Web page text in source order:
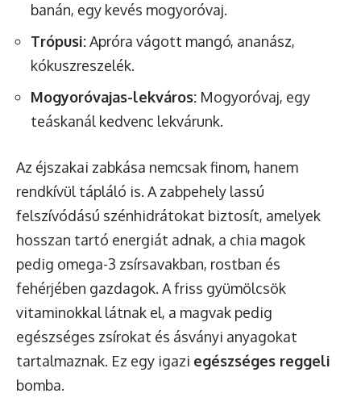
banán, egy kevés mogyoróvaj.
Trópusi:Apróra vágott mangó, ananász,
kókuszreszelék.
Mogyoróvajas-lekváros: Mogyoróvaj, egy
teáskanál kedvenc lekvárunk.
Az éjszakai zabkása nemcsak finom, hanem
rendkívül tápláló is. A zabpehely lassú
felszívódású szénhidrátokat biztosít, amelyek
hosszan tartó energiát adnak, a chia magok
pedig omega-3 zsírsavakban, rostban és
fehérjében gazdagok. A friss gyümölcsök
vitaminokkal látnak el, a magvak pedig
egészséges zsírokat és ásványi anyagokat
tartalmaznak. Ez egy igazi egészséges reggeli
bomba.